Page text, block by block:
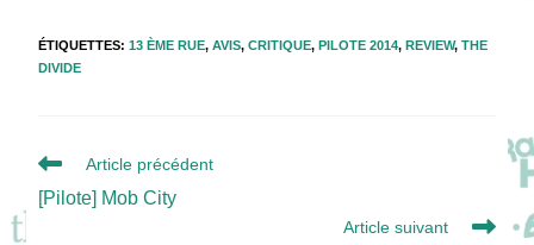
ÉTIQUETTES:13 ÈME RUE, AVIS, CRITIQUE, PILOTE 2014, REVIEW, THE
DIVIDE
Read
articles
Article précédent
[Pilote] Mob City
Article suivant